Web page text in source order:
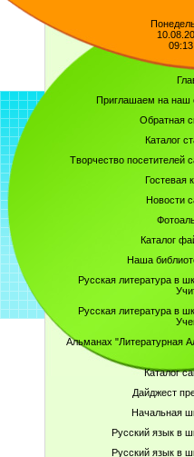
09:13
Приглашаем на наш
Обратная
Каталог
Творчество посетителей
Гостевая
Новости
Каталог
Наша
Русская литература в
Русская литература в
Альманах "Литературная
Каталог
Дайджест
Начальная
Русский язык в
Русский язык в